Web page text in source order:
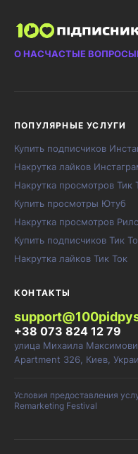
О НАСЧАСТЫЕ ВОПРОСЫ
ПОПУЛЯРНЫЕ УСЛУГИ
Купить подписчиков
Накрутка лайков
Накрутка просмотров Тик
Купить просмотры Ютуб
Накрутка просмотров Рилс
Купить подписчиков Тик
Накрутка лайков Тик Ток
КОНТАКТЫ
+38 073 824 12 79
улица Михаила
Apartment 326, Киев,
Условия предоставления
Remarketing Festival